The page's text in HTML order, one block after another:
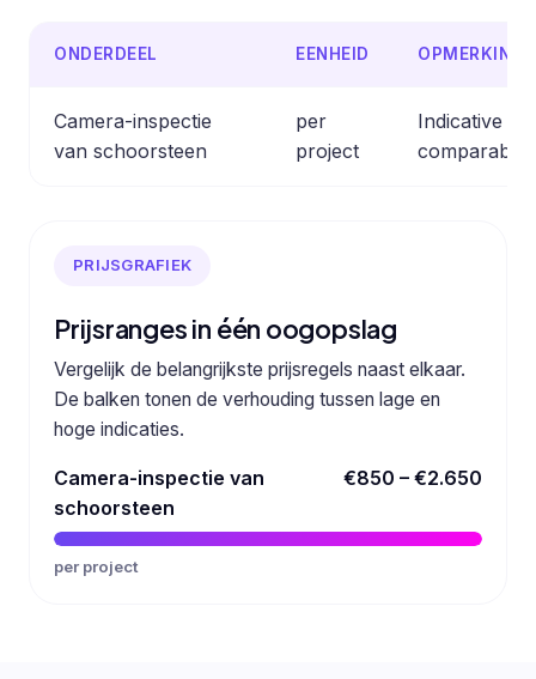
ONDERDEEL EENHEID OPMERKING
Camera-inspectie
van schoorsteen
per
project
Indicative
comparable
PRIJSGRAFIEK
Prijsranges in één oogopslag
Vergelijk de belangrijkste prijsregels naast elkaar.
De balken tonen de verhouding tussen lage en
hoge indicaties.
Camera-inspectie van
schoorsteen
€850 – €2.650
per project